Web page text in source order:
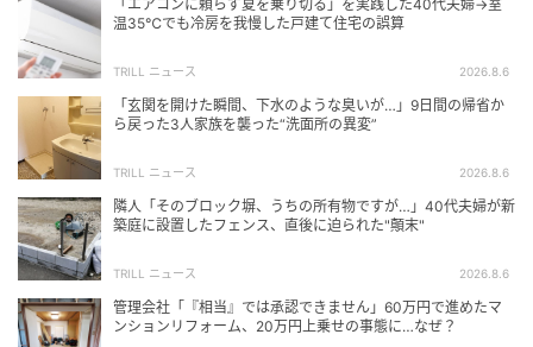
「エアコンに頼らず夏を乗り切る」を実践した40代夫婦→室
温35℃でも冷房を我慢した戸建て住宅の誤算
TRILL ニュース 2026.8.6
「玄関を開けた瞬間、下水のような臭いが…」9日間の帰省か
ら戻った3人家族を襲った“洗面所の異変”
TRILL ニュース 2026.8.6
隣人「そのブロック塀、うちの所有物ですが…」40代夫婦が新
築庭に設置したフェンス、直後に迫られた"顛末"
TRILL ニュース 2026.8.6
管理会社「『相当』では承認できません」60万円で進めたマ
ンションリフォーム、20万円上乗せの事態に…なぜ？